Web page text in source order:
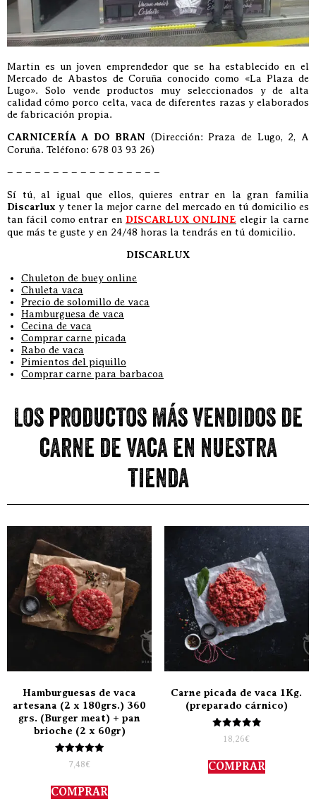
Martin es un joven emprendedor que se ha establecido en el
Mercado de Abastos de Coruña conocido como «La Plaza de
Lugo». Solo vende productos muy seleccionados y de alta
calidad cómo porco celta, vaca de diferentes razas y elaborados
de fabricación propia.
CARNICERÍA A DO BRAN (Dirección: Praza de Lugo, 2, A
Coruña. Teléfono: 678 03 93 26)
– – – – – – – – – – – – – – – – –
Sí tú, al igual que ellos, quieres entrar en la gran familia
Discarlux y tener la mejor carne del mercado en tú domicilio es
tan fácil como entrar en DISCARLUX ONLINE elegir la carne
que más te guste y en 24/48 horas la tendrás en tú domicilio.
DISCARLUX
Chuleton de buey online
Chuleta vaca
Precio de solomillo de vaca
Hamburguesa de vaca
Cecina de vaca
Comprar carne picada
Rabo de vaca
Pimientos del piquillo
Comprar carne para barbacoa
Los productos más vendidos de
carne de vaca en nuestra
tienda
Hamburguesas de vaca
artesana (2 x 180grs.) 360
grs. (Burger meat) + pan
brioche (2 x 60gr)
Valorado
con
de 5
7,48€
COMPRAR
Carne picada de vaca 1Kg.
(preparado cárnico)
Valorado
con
de 5
18,26€
COMPRAR